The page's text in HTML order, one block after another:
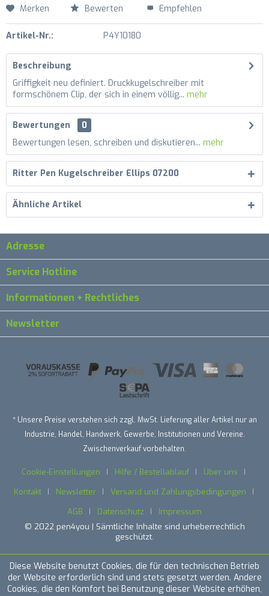
Merken Bewerten Empfehlen
Artikel-Nr.: P4Y10180
Beschreibung
Griffigkeit neu definiert. Druckkugelschreiber mit
formschönem Clip, der sich in einem völlig... mehr
Bewertungen
0
Bewertungen lesen, schreiben und diskutieren... mehr
Ritter Pen Kugelschreiber Ellips 07200
Ähnliche Artikel
Adresse
Service Hotline
Informationen + Rechtliches
Newsletter
* Unsere Preise verstehen sich zzgl. MwSt. Lieferung aller Artikel nur an
Industrie, Handel, Handwerk, Gewerbe, Institutionen und Vereine.
Zwischenverkauf vorbehalten.
Cookie-Einstellungen Hilfe / Bestellablauf
Über uns
Kontakt
Newsletter
Versand und Zahlungsbedingungen
AGB
Datenschutz
Impressum
© 2022 pen4you | Sämtliche Inhalte sind urheberrechtlich
geschützt.
Diese Website benutzt Cookies, die für den technischen Betrieb
der Website erforderlich sind und stets gesetzt werden. Andere
Cookies, die den Komfort bei Benutzung dieser Website erhöhen,